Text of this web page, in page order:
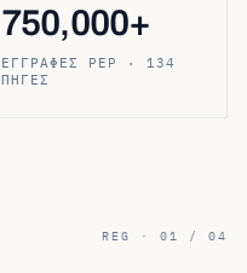
750,000+
ΕΓΓΡΑΦΈΣ PEP · 134
ΠΗΓΈΣ
REG · 01 / 04